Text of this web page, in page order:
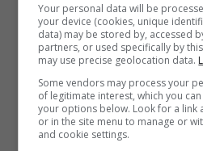
Your personal data will be
your device (cookies, unique
data) may be stored by, accessed
partners, or used specifically by
may use precise geolocation data.
Some vendors may process your
of legitimate interest, which you
your options below. Look for a link
or in the site menu to manage or
and cookie settings.